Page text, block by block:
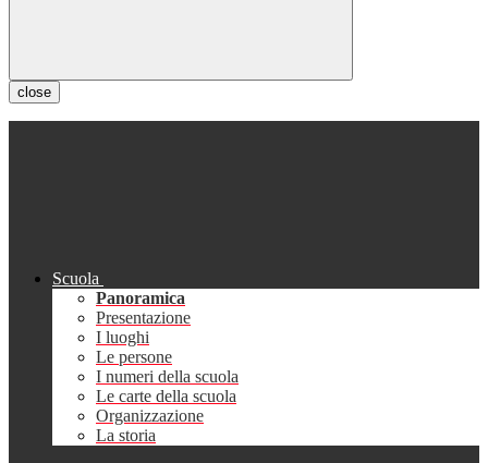
close
Scuola
Panoramica
Presentazione
I luoghi
Le persone
I numeri della scuola
Le carte della scuola
Organizzazione
La storia